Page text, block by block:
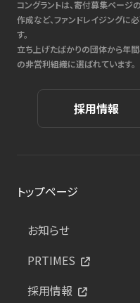
コングラントは、寄付募集ページ
作成など、ファンドレイジングに
す。
立ち上げたばかりの団体から年
の非営利組織に選ばれています。
採用情報
トップページ
お知らせ
PRTIMES
採用情報